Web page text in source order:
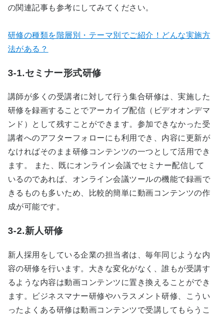
の関連記事も参考にしてみてください。
研修の種類を階層別・テーマ別でご紹介！どんな実施方
法がある？
3-1.セミナー形式研修
講師が多くの受講者に対して行う集合研修は、実施した
研修を録画することでアーカイブ配信（ビデオオンデマ
ンド）として残すことができます。参加できなかった受
講者へのアフターフォローにも利用でき、内容に更新が
なければそのまま研修コンテンツの一つとして活用でき
ます。 また、既にオンライン会議でセミナー配信して
いるのであれば、オンライン会議ツールの機能で録画で
きるものも多いため、比較的簡単に動画コンテンツの作
成が可能です。
3-2.新人研修
新人採用をしている企業の担当者は、毎年同じような内
容の研修を行います。大きな変化がなく、誰もが受講す
るような内容は動画コンテンツに置き換えることができ
ます。ビジネスマナー研修やハラスメント研修、こうい
ったよくある研修は動画コンテンツで受講してもらうこ